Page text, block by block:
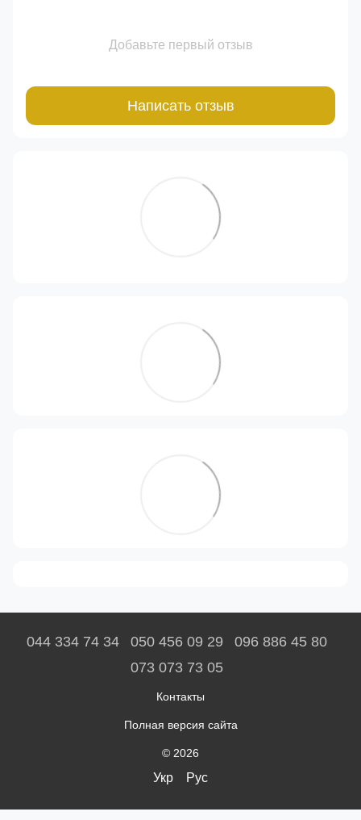
Добавьте первый отзыв
Написать отзыв
044 334 74 34 050 456 09 29
096 886 45 80
073 073 73 05
Контакты
Полная версия сайта
© 2026
Укр Рус